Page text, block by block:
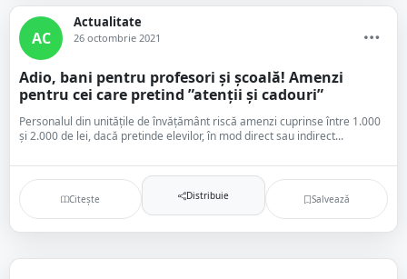
AC
Actualitate
26 octombrie 2021
Adio, bani pentru profesori și școală! Amenzi
pentru cei care pretind ”atenții și cadouri”
Personalul din unităţile de învăţământ riscă amenzi cuprinse între 1.000
şi 2.000 de lei, dacă pretinde elevilor, în mod direct sau indirect...
Citește Distribuie Salvează